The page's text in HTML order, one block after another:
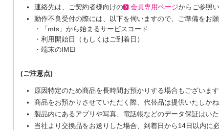
連絡先は、ご契約者様向けの
会員専用ページからご参照
動作不良受付の際には、以下を伺いますので、ご準備をお
・「mts」から始まるサービスコード
・利用開始日（もしくはご到着日）
・端末のIMEI
(ご注意点)
原因特定のため商品を長時間お預かりする場合もございます
商品をお預かりさせていただく際、代替品は提供いたしか
製品内にあるアプリや写真、電話帳などのデータ保証はい
当社より交換品をお送りした場合、到着日から14日以内に